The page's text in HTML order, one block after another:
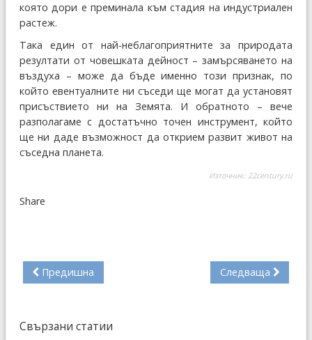
която дори е преминала към стадия на индустриален
растеж.
Така един от най-неблагоприятните за природата
резултати от човешката дейност – замърсяването на
въздуха – може да бъде именно този признак, по
който евентуалните ни съседи ще могат да установят
присъствието ни на Земята. И обратното – вече
разполагаме с достатъчно точен инструмент, който
ще ни даде възможност да открием развит живот на
съседна планета.
Източник: 22century.ru
Share
Предишна Следваща
Свързани статии